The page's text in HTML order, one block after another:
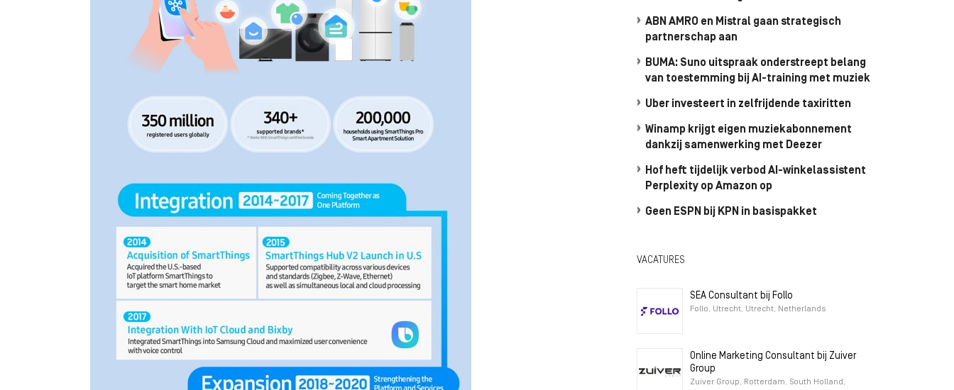
ABN AMRO en Mistral gaan strategisch
partnerschap aan
BUMA: Suno uitspraak onderstreept belang
van toestemming bij AI-training met muziek
Uber investeert in zelfrijdende taxiritten
Winamp krijgt eigen muziekabonnement
dankzij samenwerking met Deezer
Hof heft tijdelijk verbod AI-winkelassistent
Perplexity op Amazon op
Geen ESPN bij KPN in basispakket
VACATURES
SEA Consultant bij Follo
Follo, Utrecht, Utrecht, Netherlands
Online Marketing Consultant bij Zuiver
Group
Zuiver Group, Rotterdam, South Holland,